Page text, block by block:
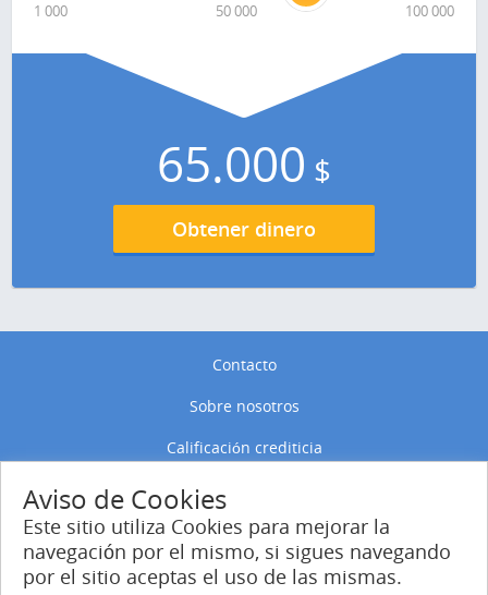
1 000 50 000 100 000
65.000 $
Obtener dinero
Contacto
Sobre nosotros
Calificación crediticia
Política de privacidad
Política de Cookies
Entrar
Aviso de Cookies
Este sitio utiliza Cookies para mejorar la
navegación por el mismo, si sigues navegando
por el sitio aceptas el uso de las mismas.